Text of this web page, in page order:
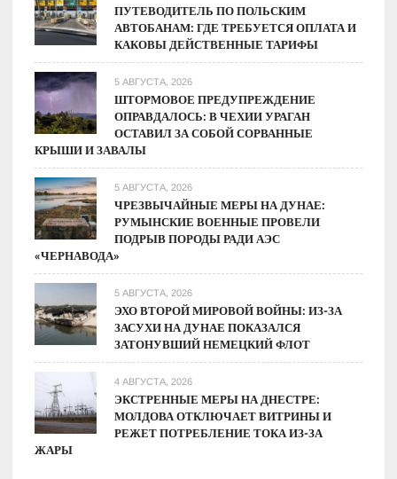
фактов
ПУТЕВОДИТЕЛЬ ПО ПОЛЬСКИМ
АВТОБАНАМ: ГДЕ ТРЕБУЕТСЯ ОПЛАТА И
КАКОВЫ ДЕЙСТВЕННЫЕ ТАРИФЫ
5 АВГУСТА, 2026
ШТОРМОВОЕ ПРЕДУПРЕЖДЕНИЕ
ОПРАВДАЛОСЬ: В ЧЕХИИ УРАГАН
ОСТАВИЛ ЗА СОБОЙ СОРВАННЫЕ
КРЫШИ И ЗАВАЛЫ
5 АВГУСТА, 2026
ЧРЕЗВЫЧАЙНЫЕ МЕРЫ НА ДУНАЕ:
РУМЫНСКИЕ ВОЕННЫЕ ПРОВЕЛИ
ПОДРЫВ ПОРОДЫ РАДИ АЭС
«ЧЕРНАВОДА»
5 АВГУСТА, 2026
ЭХО ВТОРОЙ МИРОВОЙ ВОЙНЫ: ИЗ-ЗА
ЗАСУХИ НА ДУНАЕ ПОКАЗАЛСЯ
ЗАТОНУВШИЙ НЕМЕЦКИЙ ФЛОТ
4 АВГУСТА, 2026
ЭКСТРЕННЫЕ МЕРЫ НА ДНЕСТРЕ:
МОЛДОВА ОТКЛЮЧАЕТ ВИТРИНЫ И
РЕЖЕТ ПОТРЕБЛЕНИЕ ТОКА ИЗ-ЗА
ЖАРЫ